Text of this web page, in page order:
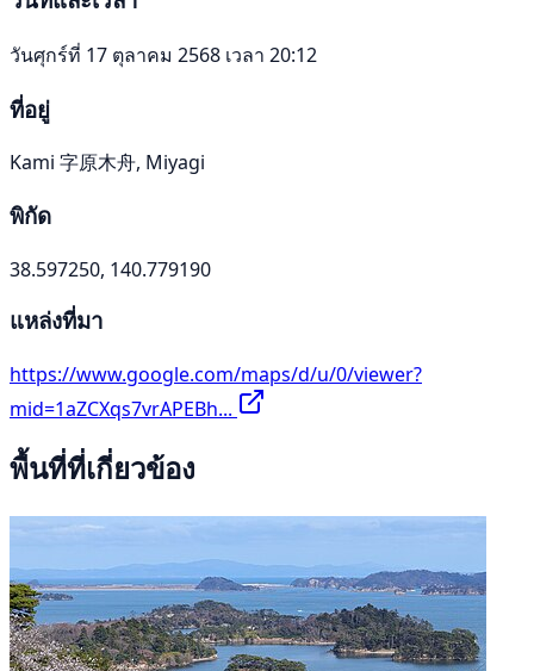
วันศุกร์ที่ 17 ตุลาคม 2568 เวลา 20:12
ที่อยู่
Kami 字原木舟, Miyagi
พิกัด
38.597250, 140.779190
แหล่งที่มา
https://www.google.com/maps/d/u/0/viewer?
mid=1aZCXqs7vrAPEBh...
พื้นที่ที่เกี่ยวข้อง